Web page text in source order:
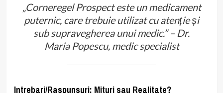
„Corneregel Prospect este un medicament
puternic, care trebuie utilizat cu atenție și
sub supravegherea unui medic.” – Dr.
Maria Popescu, medic specialist
Intrebari/Raspunsuri: Mituri sau Realitate?